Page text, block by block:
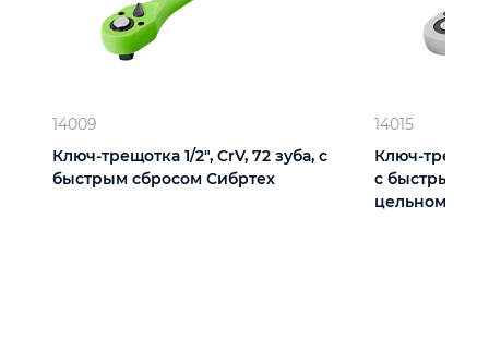
14009
Ключ-трещотка 1/2", CrV, 72 зуба, с
быстрым сбросом Сибртех
14015
Ключ-
с быстрым